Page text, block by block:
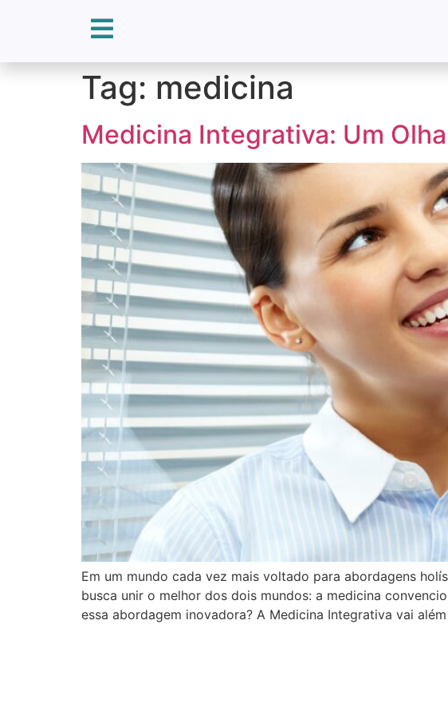
Tag: medicina
Medicina Integrativa: Um
Em um mundo cada vez mais voltado para abordagens
busca unir o melhor dos dois mundos: a medicina
essa abordagem inovadora? A Medicina Integrativa vai